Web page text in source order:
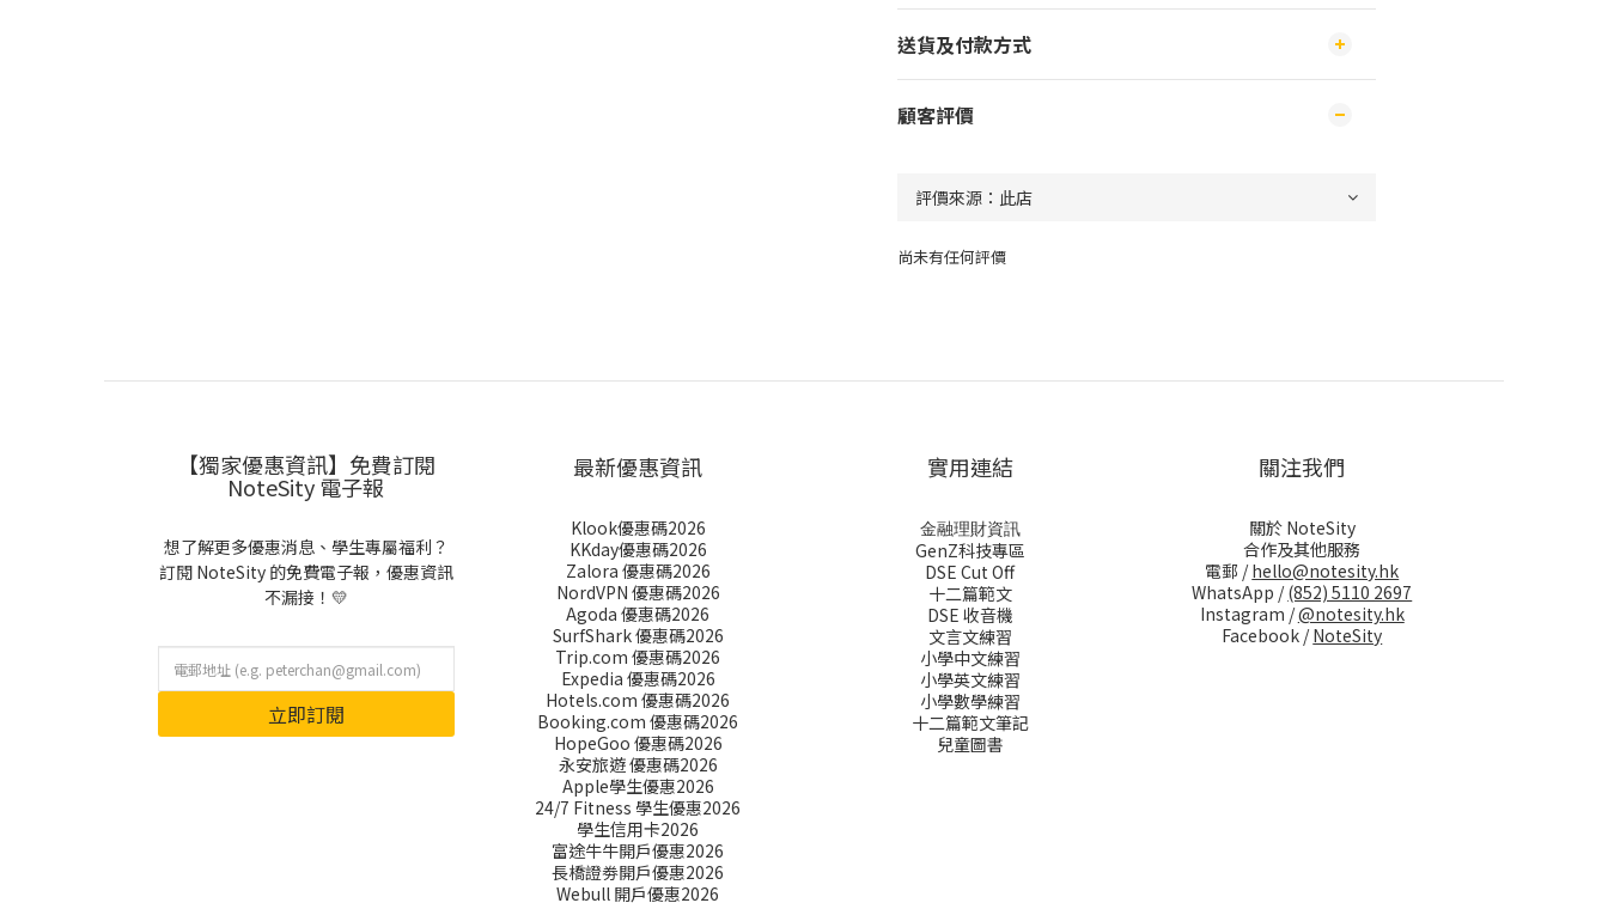
送貨及付款方式
顧客評價
尚未有任何評價
【獨家優惠資訊】免費訂閱
NoteSity 電子報
想了解更多優惠消息、學生專屬福利？
訂閱 NoteSity 的免費電子報，優惠資訊
不漏接！💛
立即訂閱
最新優惠資訊
Klook優惠碼2026
KKday優惠碼2026
Zalora 優惠碼2026
NordVPN 優惠碼2026
Agoda 優惠碼2026
SurfShark 優惠碼2026
Trip.com 優惠碼2026
Expedia 優惠碼2026
Hotels.com 優惠碼2026
Booking.com 優惠碼2026
HopeGoo 優惠碼2026
永安旅遊 優惠碼2026
Apple學生優惠2026
24/7 Fitness 學生優惠2026
學生信用卡2026
富途牛牛開戶優惠2026
長橋證劵開戶優惠2026
Webull 開戶優惠2026
實用連結
金融理財資訊
GenZ科技專區
DSE Cut Off
十二篇範文
DSE 收音機
文言文練習
小學中文練習
小學英文練習
小學數學練習
十二篇範文筆記
兒童圖書
關注我們
關於 NoteSity
合作及其他服務
電郵 /hello@notesity.hk
WhatsApp /(852) 5110 2697
Instagram /@notesity.hk
Facebook /NoteSity